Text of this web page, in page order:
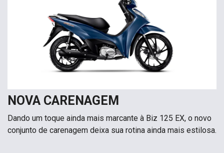
NOVA CARENAGEM
Dando um toque ainda mais marcante à Biz 125 EX, o novo
conjunto de carenagem deixa sua rotina ainda mais estilosa.